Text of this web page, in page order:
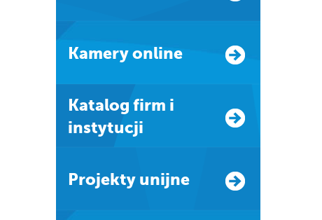
Kamery online
Katalog firm i
instytucji
Projekty unijne